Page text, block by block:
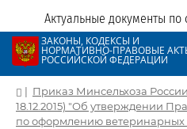
Актуальные документы по
ЗАКОНЫ, КОДЕКСЫ И
НОРМАТИВНО-ПРАВОВЫЕ
РОССИЙСКОЙ ФЕДЕРАЦИИ
| Приказ Минсельхоза России
18.12.2015) "Об утверждении
по оформлению ветеринарных